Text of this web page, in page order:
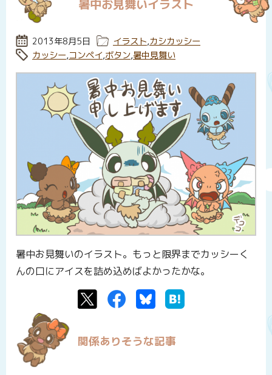
暑中お見舞いイラスト
投稿日:
2013年8月5日 カテゴリー:
イラスト,カシカッシー
タグ:
カッシー,コンペイ,ボタン,暑中見舞い
暑中お見舞いのイラスト。もっと限界までカッシーく
んの口にアイスを詰め込めばよかったかな。
TwitterFacebookBluesky
関係ありそうな記事